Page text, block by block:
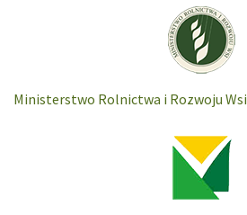
Ministerstwo Rolnictwa i Rozwoju Wsi